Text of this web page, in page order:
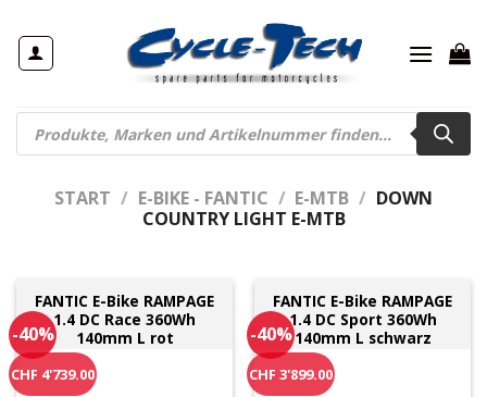
Inhalt
springen
Products
search
START / E-BIKE - FANTIC / E-MTB / DOWN
COUNTRY LIGHT E-MTB
-40%
CHF 4'739.00
FANTIC E-Bike RAMPAGE
1.4 DC Race 360Wh
140mm L rot
-40%
CHF 3'899.00
FANTIC E-Bike RAMPAGE
1.4 DC Sport 360Wh
140mm L schwarz